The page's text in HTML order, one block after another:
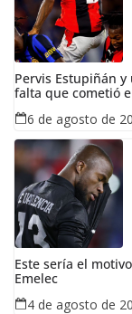
Pervis Estupiñán
falta que cometió
6 de agosto de
Este sería el
Emelec
4 de agosto de